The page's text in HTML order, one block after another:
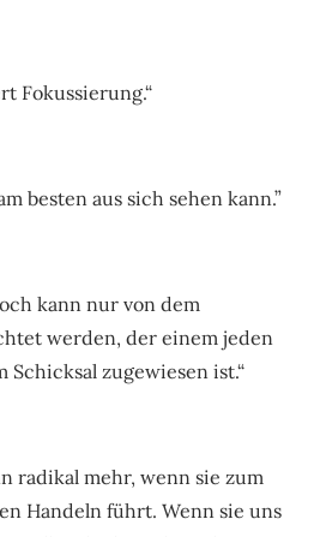
Fokussierung.“
besten aus sich sehen kann.”
kann nur von dem
werden, der einem jeden
Schicksal zugewiesen ist.“
radikal mehr, wenn sie zum
Handeln führt. Wenn sie uns